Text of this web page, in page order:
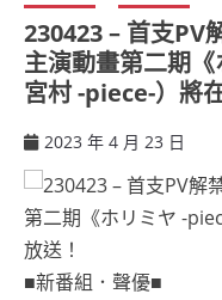
230423 – 首支PV
主演動畫第二期
宮村 -piece-）將
2023 年 4 月 23 日
■新番組．聲優■